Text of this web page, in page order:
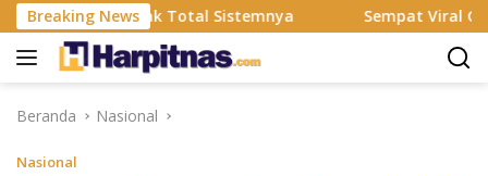
Langsung
ke
konten
Breaking News
Rombak Total Sistemnya Sempat Viral Gaya
Beranda Nasional
Nasional